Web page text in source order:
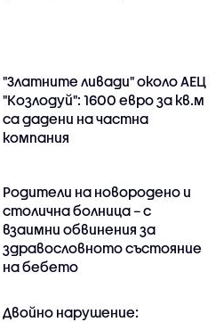
"Златните ливади" около АЕЦ
"Козлодуй": 1600 евро за кв.м
са дадени на частна
компания
Родители на новородено и
столична болница – с
взаимни обвинения за
здравословното състояние
на бебето
Двойно нарушение: